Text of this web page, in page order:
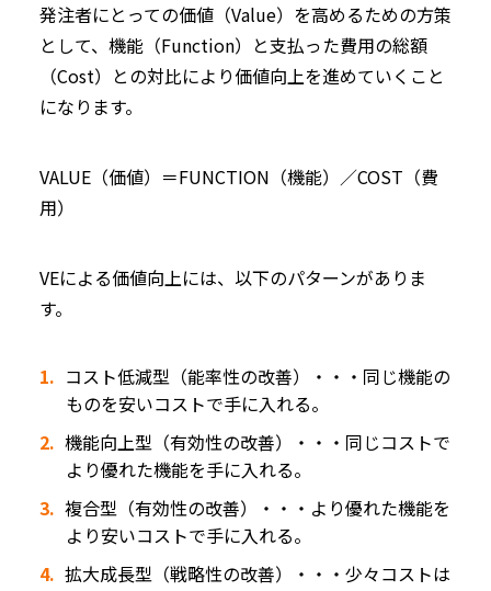
発注者にとっての価値（Value）を高めるための方策
として、機能（Function）と支払った費用の総額
（Cost）との対比により価値向上を進めていくこと
になります。
VALUE（価値）＝FUNCTION（機能）／COST（費
用）
VEによる価値向上には、以下のパターンがありま
す。
コスト低減型（能率性の改善）・・・同じ機能の
ものを安いコストで手に入れる。
機能向上型（有効性の改善）・・・同じコストで
より優れた機能を手に入れる。
複合型（有効性の改善）・・・より優れた機能を
より安いコストで手に入れる。
拡大成長型（戦略性の改善）・・・少々コストは